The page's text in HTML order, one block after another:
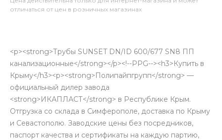
отличаться от цен в розничных магазинах
<p><strong>Трубы SUNSET DN/ID 600/677 SN8 ПП
канализационные</strong></p><!--PPG--><h3>Купить в
Крыму</h3><p><strong>Полипайпгрупп</strong> —
официальный дилер завода
<strong>ИКАПЛАСТ</strong> в Республике Крым.
Отгрузка со склада в Симферополе, доставка по Крыму
и Севастополю. Заводские цены без посредников,
паспорт качества и сертификаты на каждую партию,